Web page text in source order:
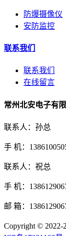
防爆摄像仪
安防监控
联系我们
联系我们
在线留言
常州北安电子有
联系人：孙总
手 机：
联系人：祝总
手 机：
邮 箱：
Copyright ©